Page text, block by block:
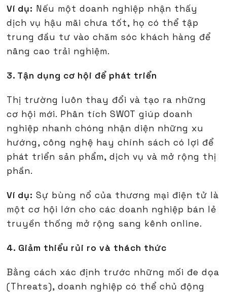
Ví dụ: Nếu một doanh nghiệp nhận thấy
dịch vụ hậu mãi chưa tốt, họ có thể tập
trung đầu tư vào chăm sóc khách hàng để
nâng cao trải nghiệm.
3. Tận dụng cơ hội để phát triển
Thị trường luôn thay đổi và tạo ra những
cơ hội mới. Phân tích SWOT giúp doanh
nghiệp nhanh chóng nhận diện những xu
hướng, công nghệ hay chính sách có lợi để
phát triển sản phẩm, dịch vụ và mở rộng thị
phần.
Ví dụ: Sự bùng nổ của thương mại điện tử là
một cơ hội lớn cho các doanh nghiệp bán lẻ
truyền thống mở rộng sang kênh online.
4. Giảm thiểu rủi ro và thách thức
Bằng cách xác định trước những mối đe dọa
(Threats), doanh nghiệp có thể chủ động